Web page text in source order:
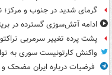
گرمای شدید در جنوب و مرکز؛
ادامه آتش‌سوزی گسترده در
پشت پرده تغییر سرمربی
واکنش کارتونیست سوری به
فرضیات درباره ایران مضحک و